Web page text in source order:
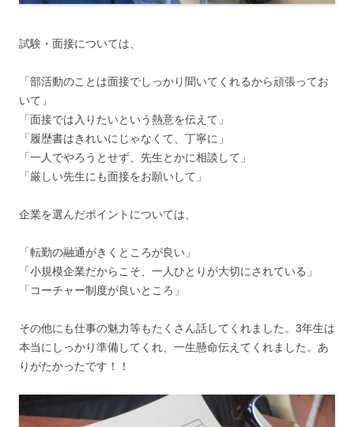
試験・面接については、
「部活動のことは面接でしっかり聞いてくれるから頑張ってお
いて」
「面接では入りたいという熱意を伝えて」
「履歴書はきれいにじゃなくて、丁寧に」
「一人でやろうとせず、先生とかに相談して」
「厳しい先生にも面接をお願いして」
企業を選んだポイントについては、
「転勤の融通がきくところが良い」
「小規模企業だからこそ、一人ひとりが大切にされている」
「コーチャー制度が良いところ」
その他にも仕事の魅力等もたくさん話してくれました。3年生は
本当にしっかり準備してくれ、一生懸命伝えてくれました。あ
りがたかったです！！